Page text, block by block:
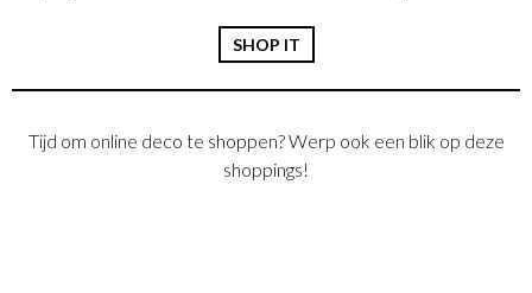
SHOP IT
Tijd om online deco te shoppen? Werp ook een blik op deze
shoppings!